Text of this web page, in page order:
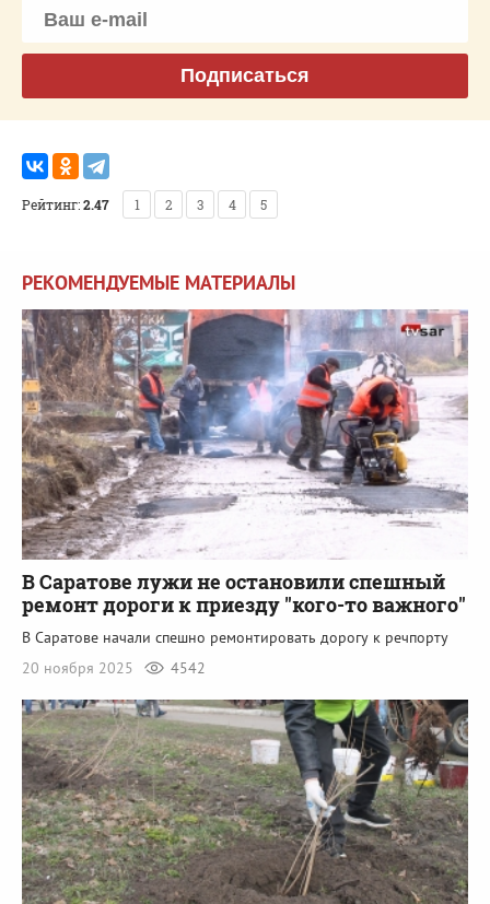
Подписаться
Рейтинг:2.47 1 2 3 4 5
РЕКОМЕНДУЕМЫЕ МАТЕРИАЛЫ
В Саратове лужи не остановили спешный
ремонт дороги к приезду "кого-то важного"
В Саратове начали спешно ремонтировать дорогу к речпорту
20 ноября 2025
4542